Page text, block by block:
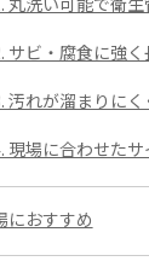
サビ・腐食に強
汚れが溜まりに
現場に合わせた
におすすめ